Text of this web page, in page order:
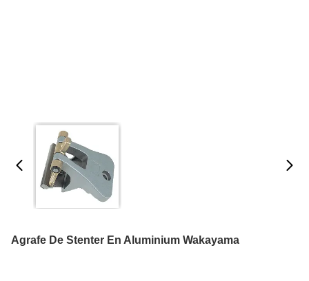
Agrafe De Stenter En Aluminium Wakayama